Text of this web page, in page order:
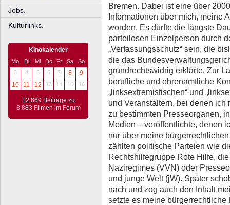
Jobs.
Kulturlinks.
Kinokalender
Mo Di Mi Do Fr Sa
So
3
4 5 6 7 8
9
10
11 12 13 14 15 16
12.669 Beiträge zu
3.883 Filmen im Forum
Bremen. Dabei ist eine über
Informationen über mich, meine
worden. Es dürfte die längste
parteilosen Einzelperson durch
„Verfassungsschutz“ sein, die
die das
grundrechtswidrig erklärte. Zur
berufliche und ehrenamtliche
„linksextremistischen“ und
und Veranstaltern, bei denen
zu bestimmten Presseorganen,
Medien – veröffentlichte, denen
nur über meine
zählten politische Parteien wie
Rechtshilfegruppe Rote Hilfe,
Naziregimes (VVN) oder
und junge Welt (jW). Später
nach und zog auch den Inhalt
setzte es meine bürgerrechtliche